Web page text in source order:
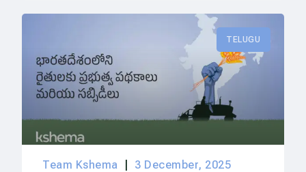
TELUGU
Team Kshema 3 December, 2025